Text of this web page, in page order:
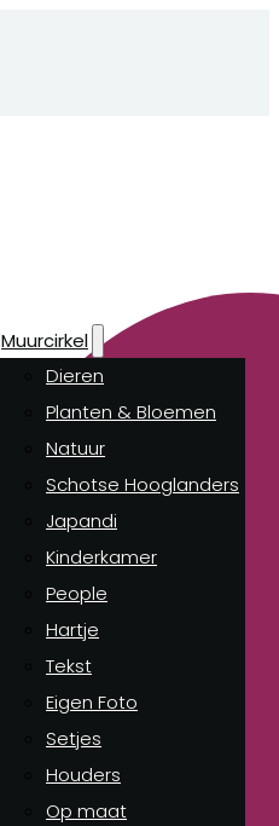
Muurcirkel
Dieren
Planten & Bloemen
Natuur
Schotse Hooglanders
Japandi
Kinderkamer
People
Hartje
Tekst
Eigen Foto
Setjes
Houders
Op maat